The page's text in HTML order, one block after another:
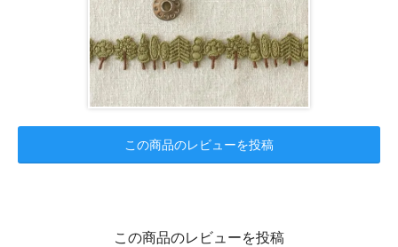
この商品のレビューを投稿
この商品のレビューを投稿